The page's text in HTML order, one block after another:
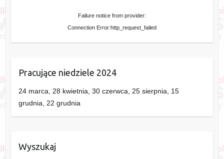
Failure notice from provider:
Connection Error:http_request_failed
Pracujące niedziele 2024
24 marca, 28 kwietnia, 30 czerwca, 25 sierpnia, 15
grudnia, 22 grudnia
Wyszukaj